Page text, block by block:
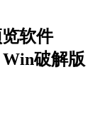
软件
Win破解版